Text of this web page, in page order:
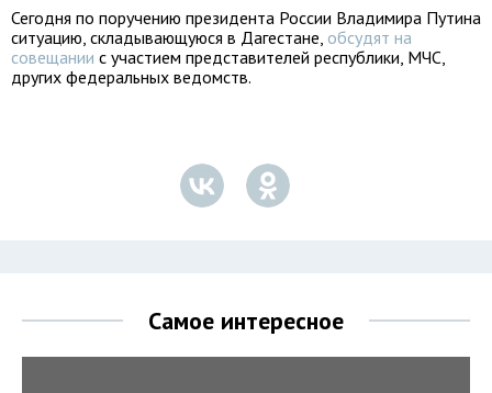
Сегодня по поручению президента России Владимира Путина
ситуацию, складывающуюся в Дагестане, обсудят на
совещании с участием представителей республики, МЧС,
других федеральных ведомств.
Самое интересное